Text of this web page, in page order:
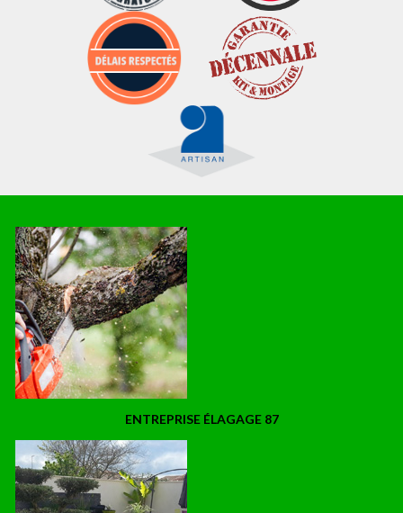
ENTREPRISE ÉLAGAGE 87